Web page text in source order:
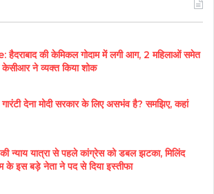
की केमिकल गोदाम में लगी आग, 2 महिलाओं समेत
केसीआर ने व्यक्त किया शोक
देना मोदी सरकार के लिए असभंव है? समझिए, कहां
न्याय यात्रा से पहले कांग्रेस को डबल झटका, मिलिंद
इस बड़े नेता ने पद से दिया इस्तीफा